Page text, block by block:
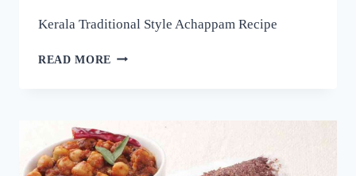
Kerala Traditional Style Achappam Recipe
READ MORE അരി
കറുമുറെ
തിന്നാൻ
രുചിയൂറും